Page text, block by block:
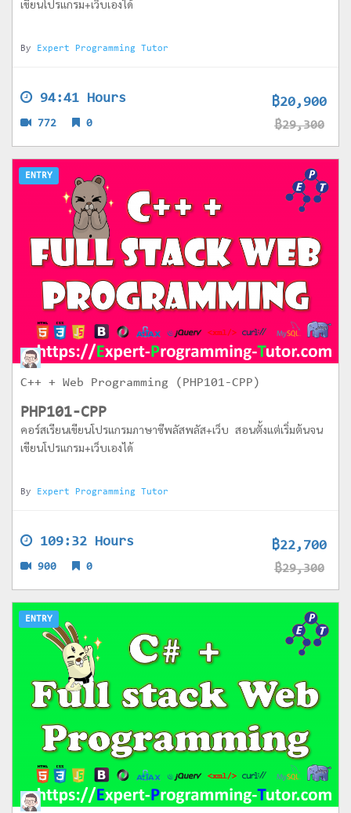
เขียนโปรแกรม+เว็บเองได้
By Expert Programming Tutor
94:41 Hours ฿20,900
฿29,300
772 0
ENTRY
C++ + Web Programming (PHP101-CPP)
PHP101-CPP
คอร์สเรียนเขียนโปรแกรมภาษาซีพลัสพลัส+เว็บ สอนตั้งแต่เริ่มต้นจน
เขียนโปรแกรม+เว็บเองได้
By Expert Programming Tutor
109:32 Hours ฿22,700
฿29,300
900 0
ENTRY